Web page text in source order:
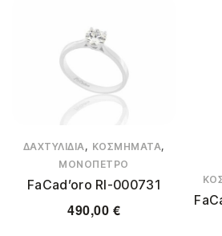
ΔΑΧΤΥΛΊΔΙΑ , ΚΟΣΜΉΜΑΤΑ,
ΜΟΝΌΠΕΤΡΟ
FaCad’oro RΙ-000731
490,00 €